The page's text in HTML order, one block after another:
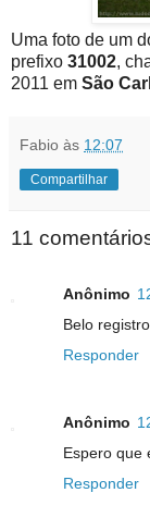
Uma foto de um
prefixo 31002,
2011 em São
Fabio às 12:07
Compartilhar
11
Anônimo
Belo
Responder
Anônimo
Espero que
Responder